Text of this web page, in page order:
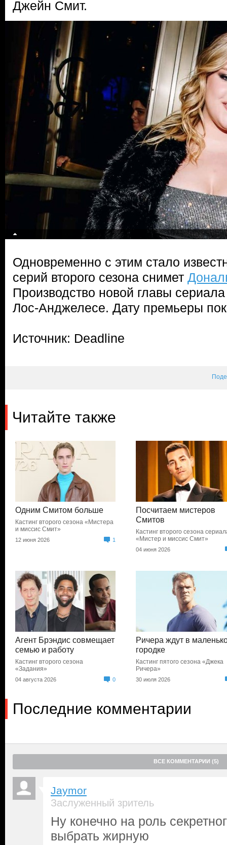
Джейн Смит.
Одновременно с этим стало
серий второго сезона снимет
Производство новой главы
Лос-Анджелесе. Дату премьеры
Источник: Deadline
Читайте также
Одним Смитом больше
Кастинг второго сезона «Мистера
и миссис Смит»
12 июня 2026 1
Посчитаем мистеров
Смитов
Кастинг второго сезона
«Мистер и миссис Смит»
04 июня 2026
Агент Брэндис совмещает
семью и работу
Кастинг второго сезона
«Задания»
04 августа 2026 0
Ричера ждут в
городке
Кастинг пятого сезона «Джека
Ричера»
30 июля 2026
Последние комментарии
ВСЕ КОММЕНТАРИИ (5)
Jaymor
Заслуженный зритель
Ну конечно на роль
выбрать жирную